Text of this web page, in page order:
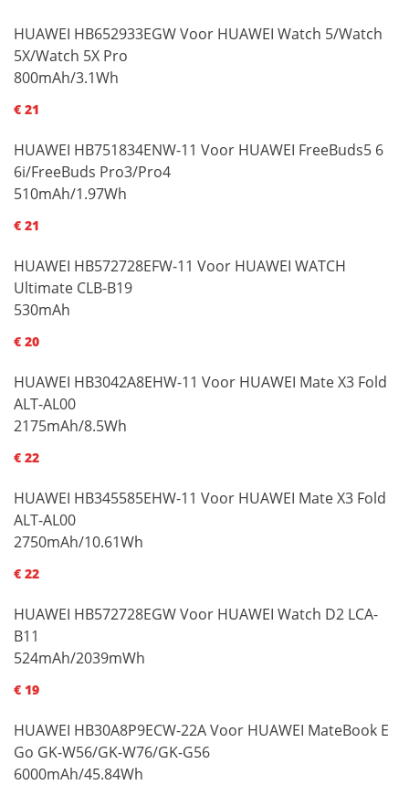
HUAWEI HB652933EGW Voor HUAWEI Watch 5/Watch
5X/Watch 5X Pro
800mAh/3.1Wh
€ 21
HUAWEI HB751834ENW-11 Voor HUAWEI FreeBuds5 6
6i/FreeBuds Pro3/Pro4
510mAh/1.97Wh
€ 21
HUAWEI HB572728EFW-11 Voor HUAWEI WATCH
Ultimate CLB-B19
530mAh
€ 20
HUAWEI HB3042A8EHW-11 Voor HUAWEI Mate X3 Fold
ALT-AL00
2175mAh/8.5Wh
€ 22
HUAWEI HB345585EHW-11 Voor HUAWEI Mate X3 Fold
ALT-AL00
2750mAh/10.61Wh
€ 22
HUAWEI HB572728EGW Voor HUAWEI Watch D2 LCA-
B11
524mAh/2039mWh
€ 19
HUAWEI HB30A8P9ECW-22A Voor HUAWEI MateBook E
Go GK-W56/GK-W76/GK-G56
6000mAh/45.84Wh